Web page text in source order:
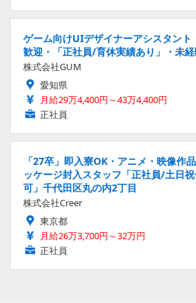
ゲーム向けUIデザイナーアシスタント
歓迎・「正社員/育休実績あり」・未
株式会社GUM
愛知県
月給29万4,400円～43万4,400円
正社員
「27卒」即入寮OK・アニメ・映像作
ッケージ封入スタッフ「正社員/土日
可」千代田区丸の内2丁目
株式会社Creer
東京都
月給26万3,700円～32万円
正社員